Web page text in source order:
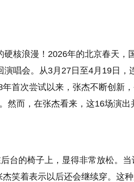
核浪漫！2026年的北京春天，
唱会。从3月27日至4月19日，
首次尝试以来，张杰不断创新
然而，在张杰看来，这16场演出
台的椅子上，显得非常放松。当
笑着表示以后还会继续穿。这